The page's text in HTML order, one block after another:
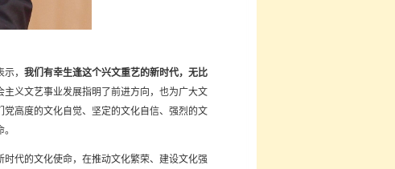
， 我们有幸生逢这个兴文重艺的新时代，无比
义文艺事业发展指明了前进方向，也为广大文
高度的文化自觉、坚定的文化自信、强烈的文
代的文化使命，在推动文化繁荣、建设文化强